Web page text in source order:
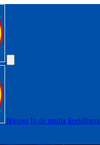
Nieuws In de mediaBeeldbank